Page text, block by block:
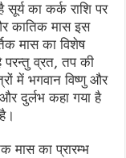
का कर्क राशि पर
कातिक मास इस
मास का विशेष
व्रत, तप की
में भगवान विष्णु और
दुर्लभ कहा गया है
मास का प्रारम्भ